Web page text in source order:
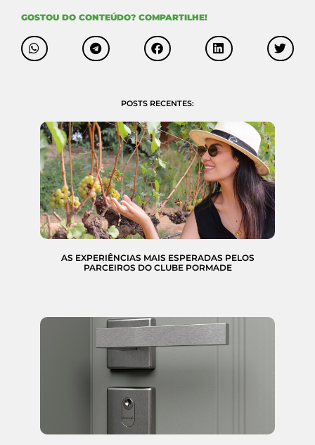
GOSTOU DO CONTEÚDO? COMPARTILHE!
POSTS RECENTES:
AS EXPERIÊNCIAS MAIS ESPERADAS PELOS
PARCEIROS DO CLUBE PORMADE